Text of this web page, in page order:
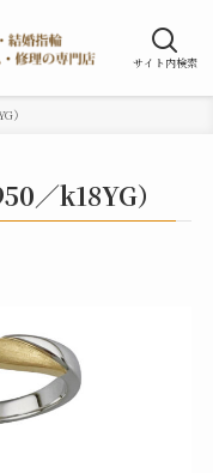
サイト内検索
）
／k18YG）